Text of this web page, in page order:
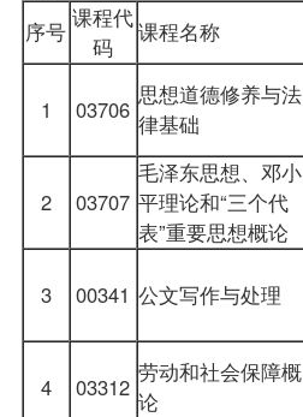
序号 课程代
码
课程名称
1 03706
思想道德修养与法
律基础
2 03707
毛泽东思想、邓小
平理论和“三个代
表”重要思想概论
3 00341 公文写作与处理
4 03312
劳动和社会保障概
论